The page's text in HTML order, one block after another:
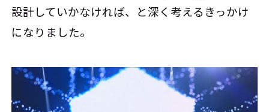
設計していかなければ、と深く考えるきっかけ
になりました。